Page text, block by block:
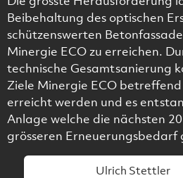
Beibehaltung des optischen
schützenswerten
Minergie ECO zu erreichen.
technische Gesamtsanierung
Ziele Minergie ECO
erreicht werden und es
Anlage welche die nächsten
grösseren
Ulrich Stettler